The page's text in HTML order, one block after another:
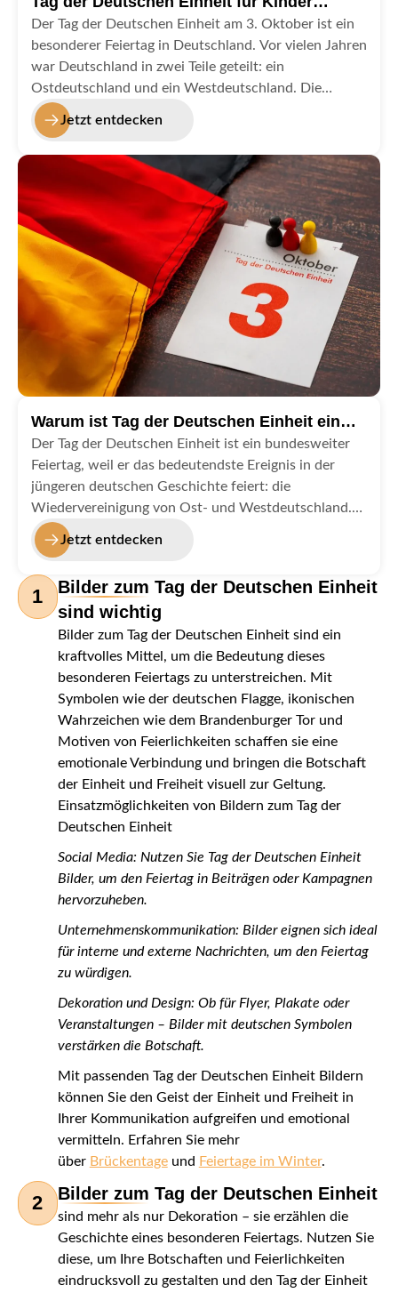
erklärt:
Der Tag der Deutschen Einheit am 3. Oktober ist ein
besonderer Feiertag in Deutschland. Vor vielen Jahren
war Deutschland in zwei Teile geteilt: ein
Ostdeutschland und ein Westdeutschland. Die
Menschen in diesen beiden Teilen konnten sich nicht
frei besuchen oder zusammen leben.
Jetzt entdecken
Warum ist Tag der Deutschen Einheit ein
Feiertag?
Der Tag der Deutschen Einheit ist ein bundesweiter
Feiertag, weil er das bedeutendste Ereignis in der
jüngeren deutschen Geschichte feiert: die
Wiedervereinigung von Ost- und Westdeutschland.
Am 3. Oktober 1990 wurden die beiden Teile
Deutschlands, die fast 40 Jahre lang getrennt waren,
wieder vereint. Dieser Tag steht für Freiheit, Einheit
und den friedlichen Zusammenhalt der Nation.
Deshalb wird der Tag der Deutschen Einheit im
ganzen Land als Symbol der gemeinsamen Geschichte
und Zukunft gefeiert – ein Tag, der uns alle daran
erinnert, dass wir stärker sind, wenn wir
zusammenstehen.
Jetzt entdecken
1
Bilder zum Tag der Deutschen Einheit
sind wichtig
Bilder zum Tag der Deutschen Einheit sind ein
kraftvolles Mittel, um die Bedeutung dieses
besonderen Feiertags zu unterstreichen. Mit
Symbolen wie der deutschen Flagge, ikonischen
Wahrzeichen wie dem Brandenburger Tor und
Motiven von Feierlichkeiten schaffen sie eine
emotionale Verbindung und bringen die Botschaft
der Einheit und Freiheit visuell zur Geltung.
Einsatzmöglichkeiten von Bildern zum Tag der
Deutschen Einheit
Social Media: Nutzen Sie Tag der Deutschen Einheit
Bilder, um den Feiertag in Beiträgen oder Kampagnen
hervorzuheben.
Unternehmenskommunikation: Bilder eignen sich ideal
für interne und externe Nachrichten, um den Feiertag
zu würdigen.
Dekoration und Design: Ob für Flyer, Plakate oder
Veranstaltungen – Bilder mit deutschen Symbolen
verstärken die Botschaft.
Mit passenden Tag der Deutschen Einheit Bildern
können Sie den Geist der Einheit und Freiheit in
Ihrer Kommunikation aufgreifen und emotional
vermitteln. Erfahren Sie mehr
über Brückentageund Feiertage im Winter.
2 Bilder zum Tag der Deutschen Einheit
sind mehr als nur Dekoration – sie erzählen die
Geschichte eines besonderen Feiertags. Nutzen Sie
diese, um Ihre Botschaften und Feierlichkeiten
eindrucksvoll zu gestalten und den Tag der Einheit